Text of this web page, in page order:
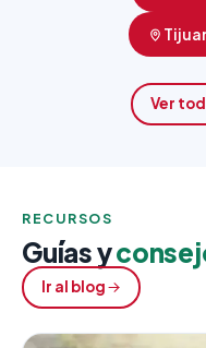
Ver
RECURSOS
Guías y
Ir al blog